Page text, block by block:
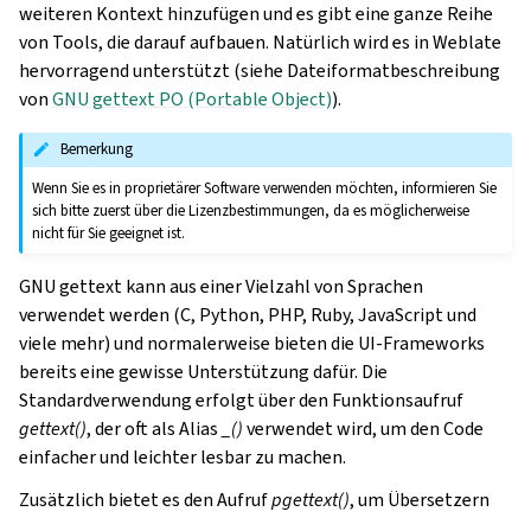
weiteren Kontext hinzufügen und es gibt eine ganze Reihe
von Tools, die darauf aufbauen. Natürlich wird es in Weblate
hervorragend unterstützt (siehe Dateiformatbeschreibung
vonGNU gettext PO (Portable Object)).
Bemerkung
Wenn Sie es in proprietärer Software verwenden möchten, informieren Sie
sich bitte zuerst über die Lizenzbestimmungen, da es möglicherweise
nicht für Sie geeignet ist.
GNU gettext kann aus einer Vielzahl von Sprachen
verwendet werden (C, Python, PHP, Ruby, JavaScript und
viele mehr) und normalerweise bieten die UI-Frameworks
bereits eine gewisse Unterstützung dafür. Die
Standardverwendung erfolgt über den Funktionsaufruf
gettext(), der oft als Alias _()verwendet wird, um den Code
einfacher und leichter lesbar zu machen.
Zusätzlich bietet es den Aufrufpgettext(), um Übersetzern